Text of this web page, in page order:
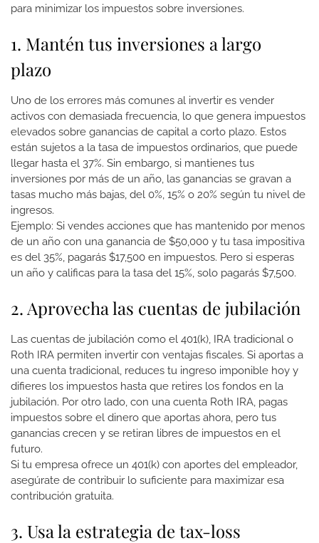
para minimizar los impuestos sobre inversiones.
1. Mantén tus inversiones a largo
plazo
Uno de los errores más comunes al invertir es vender
activos con demasiada frecuencia, lo que genera impuestos
elevados sobre ganancias de capital a corto plazo. Estos
están sujetos a la tasa de impuestos ordinarios, que puede
llegar hasta el 37%. Sin embargo, si mantienes tus
inversiones por más de un año, las ganancias se gravan a
tasas mucho más bajas, del 0%, 15% o 20% según tu nivel de
ingresos.
Ejemplo: Si vendes acciones que has mantenido por menos
de un año con una ganancia de $50,000 y tu tasa impositiva
es del 35%, pagarás $17,500 en impuestos. Pero si esperas
un año y calificas para la tasa del 15%, solo pagarás $7,500.
2. Aprovecha las cuentas de jubilación
Las cuentas de jubilación como el 401(k), IRA tradicional o
Roth IRA permiten invertir con ventajas fiscales. Si aportas a
una cuenta tradicional, reduces tu ingreso imponible hoy y
difieres los impuestos hasta que retires los fondos en la
jubilación. Por otro lado, con una cuenta Roth IRA, pagas
impuestos sobre el dinero que aportas ahora, pero tus
ganancias crecen y se retiran libres de impuestos en el
futuro.
Si tu empresa ofrece un 401(k) con aportes del empleador,
asegúrate de contribuir lo suficiente para maximizar esa
contribución gratuita.
3. Usa la estrategia de tax-loss